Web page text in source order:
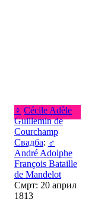
♀ Cécile Adèle
Guillemin de
Courchamp
Свадба: ♂
André Adolphe
François Bataille
de Mandelot
Смрт: 20 април
1813